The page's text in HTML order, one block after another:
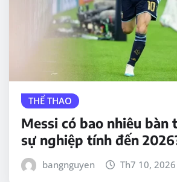
THỂ THAO
Messi có bao nhiêu bàn
sự nghiệp tính đến
bangnguyen Th7 10, 2026